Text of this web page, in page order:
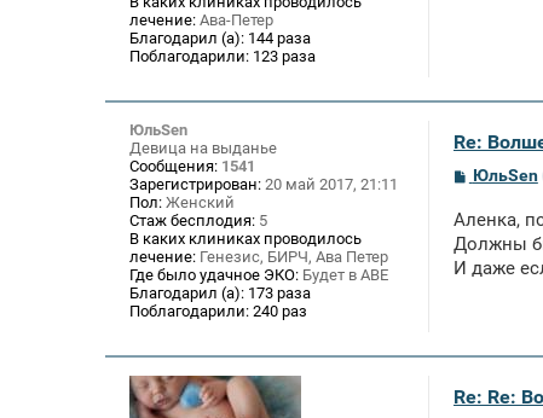
лечение: Ава-Петер
Благодарил (а): 144 раза
Поблагодарили: 123 раза
ЮльSen
Девица на выданье
Сообщения: 1541
Зарегистрирован: 20 май 2017, 21:11
Пол: Женский
Стаж бесплодия: 5
В каких клиниках проводилось
лечение: Генезис, БИРЧ, Ава Петер
Где было удачное ЭКО: Будет в АВЕ
Благодарил (а): 173 раза
Поблагодарили: 240 раз
Re:
С
б
щ
н
ЮльSen
Аленка,
Должны
И даже
Re: Re: